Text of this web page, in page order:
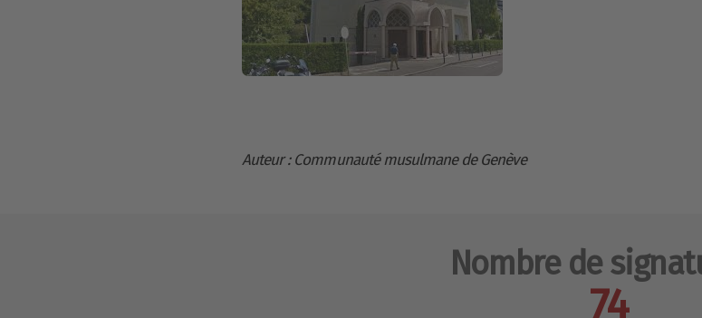
Auteur : Communauté musulmane de Genève
Nombre de
74